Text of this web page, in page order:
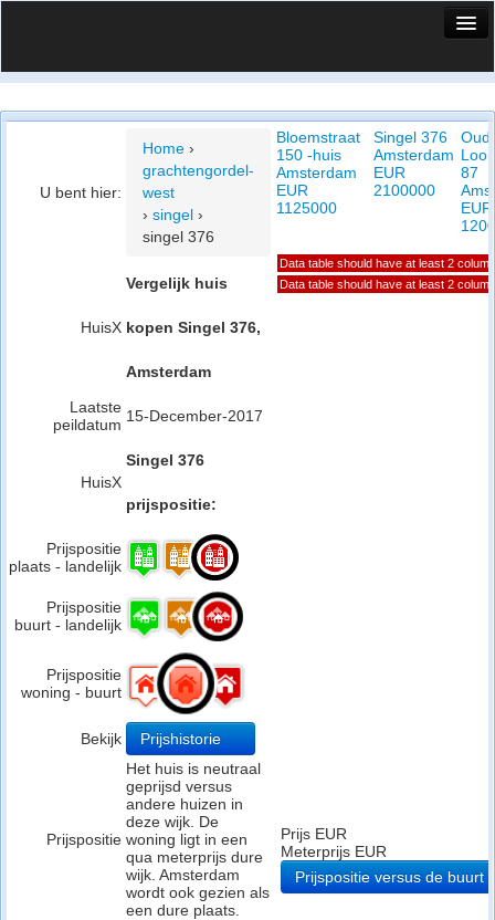
Vergelijk prijsposities - wijk
Nieuws
U bent hier:
Home ›
grachtengordel-
west
› singel ›
singel 376
HuisX
Vergelijk huis
kopen Singel 376,
Amsterdam
Laatste
peildatum 15-December-2017
HuisX
Singel 376
prijspositie:
Prijspositie
plaats - landelijk
Prijspositie
buurt - landelijk
Prijspositie
woning - buurt
Bekijk Prijshistorie
Prijspositie
Het huis is neutraal
geprijsd versus
andere huizen in
deze wijk. De
woning ligt in een
qua meterprijs dure
wijk. Amsterdam
wordt ook gezien als
een dure plaats.
Bloemstraat
150 -huis
Amsterdam
EUR
1125000
Singel 376
Amsterdam
EUR
2100000
87
EUR
Data table should have at least 2
Data table should have at least 2
Prijs EUR
Meterprijs EUR
Prijspositie versus de buurt